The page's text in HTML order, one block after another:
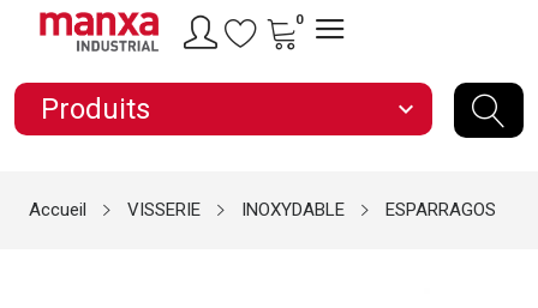
0
Produits expand_more
Accueil VISSERIE INOXYDABLE ESPARRAGOS